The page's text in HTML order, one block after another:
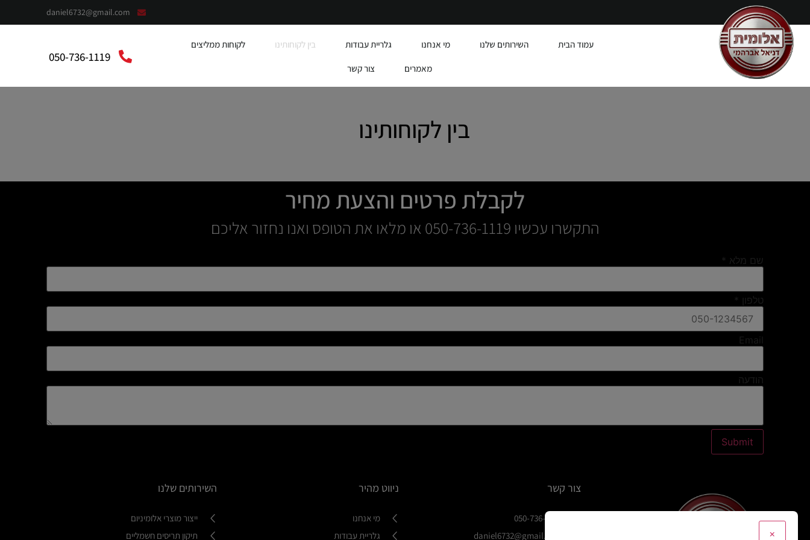
daniel6732@gmail.com
עמוד הבית השירותים שלנו מי אנחנו גלריית עבודות בין לקוחותינו לקוחות ממליצים
מאמרים צור קשר
050-736-1119
בין לקוחותינו
לקבלת פרטים והצעת מחיר
התקשרו עכשיו 050-736-1119 או מלאו את הטופס ואנו נחזור אליכם
שם מלא *
טלפון *
Email
הודעה
Submit
צור קשר
050-736-1119
daniel6732@gmail.com
ניווט מהיר
מי אנחנו
גלריית עבודות
השירותים שלנו
ייצור מוצרי אלומיניום
תיקון תריסים חשמליים
×